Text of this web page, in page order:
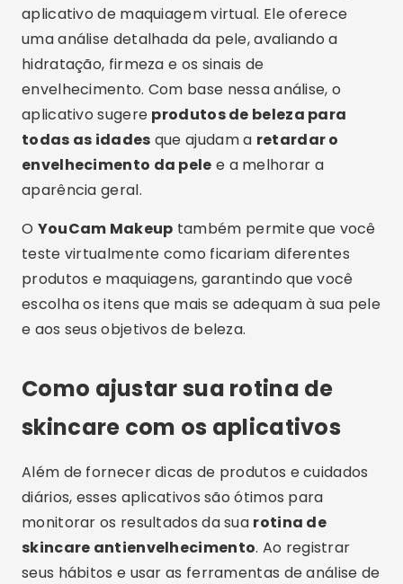
aplicativo de maquiagem virtual. Ele oferece
uma análise detalhada da pele, avaliando a
hidratação, firmeza e os sinais de
envelhecimento. Com base nessa análise, o
aplicativo sugere produtos de beleza para
todas as idades que ajudam a retardar o
envelhecimento da pele e a melhorar a
aparência geral.
O YouCam Makeup também permite que você
teste virtualmente como ficariam diferentes
produtos e maquiagens, garantindo que você
escolha os itens que mais se adequam à sua pele
e aos seus objetivos de beleza.
Como ajustar sua rotina de
skincare com os aplicativos
Além de fornecer dicas de produtos e cuidados
diários, esses aplicativos são ótimos para
monitorar os resultados da sua rotina de
skincare antienvelhecimento. Ao registrar
seus hábitos e usar as ferramentas de análise de